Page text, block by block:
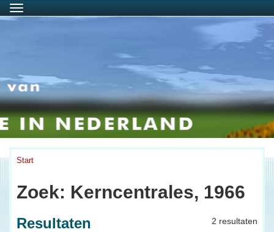
Menu
Start
Zoek: Kerncentrales, 1966
2 resultaten
Resultaten